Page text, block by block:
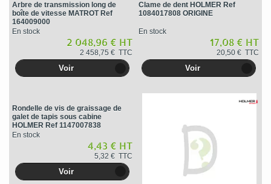
Arbre de transmission long de
boîte de vitesse MATROT Ref
164009000
En stock
2 048,96 € HT
2 458,75 € TTC
Voir
Clame de dent HOLMER Ref
1084017808 ORIGINE
En stock
17,08 € HT
20,50 € TTC
Voir
Rondelle de vis de graissage de
galet de tapis sous cabine
HOLMER Ref 1147007838
En stock
4,43 € HT
5,32 € TTC
Voir